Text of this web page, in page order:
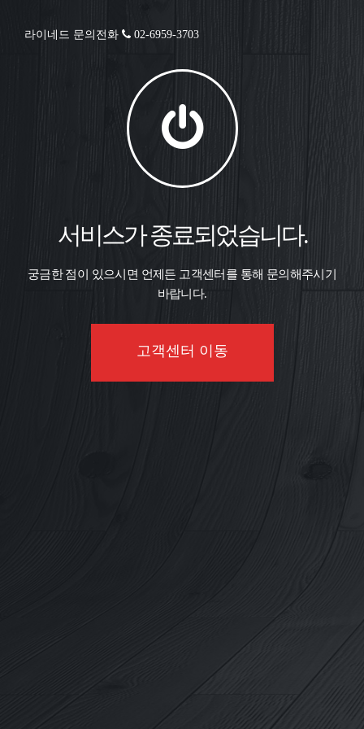
라이네드 문의전화 02-6959-3703
서비스가 종료되었습니다.
궁금한 점이 있으시면 언제든 고객센터를 통해 문의해주시기
바랍니다.
고객센터 이동